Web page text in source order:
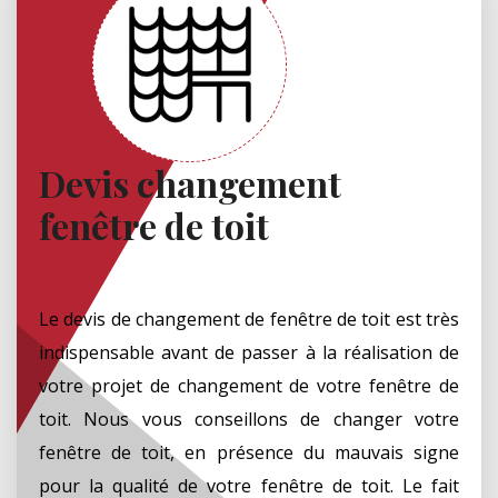
Devis changement
fenêtre de toit
Le devis de changement de fenêtre de toit est très
indispensable avant de passer à la réalisation de
votre projet de changement de votre fenêtre de
toit. Nous vous conseillons de changer votre
fenêtre de toit, en présence du mauvais signe
pour la qualité de votre fenêtre de toit. Le fait